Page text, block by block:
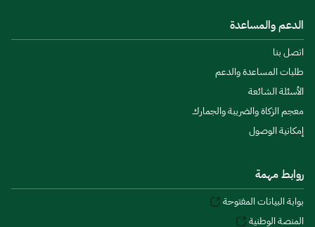
الدعم والمساعدة
اتصل بنا
طلبات المساعدة والدعم
الأسئلة الشائعة
معجم الزكاة والضريبة والجمارك
إمكانية الوصول
روابط مهمة
بوابة البيانات المفتوحة
المنصة الوطنية